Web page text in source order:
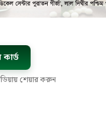
শেয়ার করুন